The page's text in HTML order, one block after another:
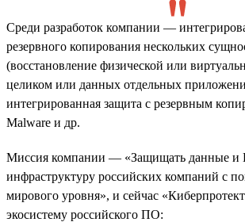
Среди разработок компании —
резервного копирования нескольких
(восстановление физической или
целиком или данных отдельных
интегрированная защита с резервным
Malware и др.
Миссия компании — «Защищать данные и
инфраструктуру российских компаний с
мирового уровня», и сейчас
экосистему российского ПО: